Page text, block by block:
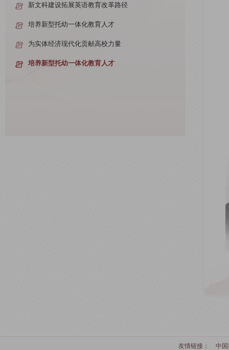
新文科建设拓展英语教育改革路径
培养新型托幼一体化教育人才
为实体经济现代化贡献高校力量
培养新型托幼一体化教育人才
友情链接： 中